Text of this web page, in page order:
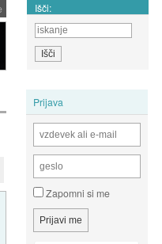
Išči:
Prijava
Zapomni si me